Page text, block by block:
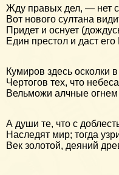
Жду правых дел, — нет
Вот нового султана
Придет и оснует
Един престол и даст его
Кумиров здесь осколки
Чертогов тех, что
Вельможи алчные огнем
А души те, что с
Наследят мир; тогда
Век золотой, деяний